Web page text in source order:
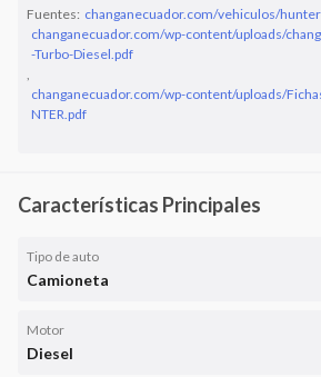
Fuentes: changanecuador.com/vehiculos/
changanecuador.com/wp-content/uploads/
-Turbo-Diesel.pdf
,
changanecuador.com/wp-content/uploads/
NTER.pdf
Características Principales
Tipo de auto
Camioneta
Motor
Diesel